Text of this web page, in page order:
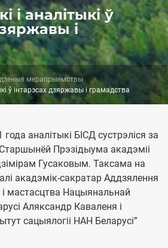
і аналітыкі ў
і
мерапрыемствы
ў інтарэсах дзяржавы і грамадства
аналітыкі БІСД сустрэліся за
Прэзідыума акадэміі
Гусаковым. Таксама на
акадэмік-сакратар Аддзялення
мастасцтва Нацыянальнай
Аляксандр Каваленя і
сацыялогіі НАН Беларусі”